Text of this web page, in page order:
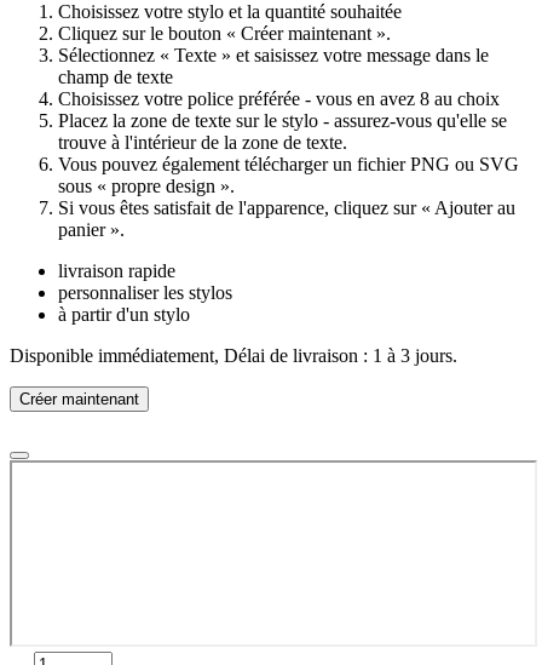
Choisissez votre stylo et la quantité souhaitée
Cliquez sur le bouton « Créer maintenant ».
Sélectionnez « Texte » et saisissez votre message dans le
champ de texte
Choisissez votre police préférée - vous en avez 8 au choix
Placez la zone de texte sur le stylo - assurez-vous qu'elle se
trouve à l'intérieur de la zone de texte.
Vous pouvez également télécharger un fichier PNG ou SVG
sous « propre design ».
Si vous êtes satisfait de l'apparence, cliquez sur « Ajouter au
panier ».
livraison rapide
personnaliser les stylos
à partir d'un stylo
Disponible immédiatement, Délai de livraison : 1 à 3 jours.
Créer maintenant